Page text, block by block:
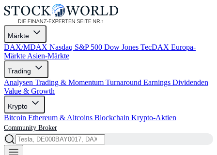
Märkte
DAX/MDAX Nasdaq S&P 500 Dow Jones TecDAX Europa-
Märkte Asien-Märkte
Trading
Analysen Trading & Momentum Turnaround Earnings Dividenden
Value & Growth
Krypto
Bitcoin Ethereum & Altcoins Blockchain Krypto-Aktien
Community Broker